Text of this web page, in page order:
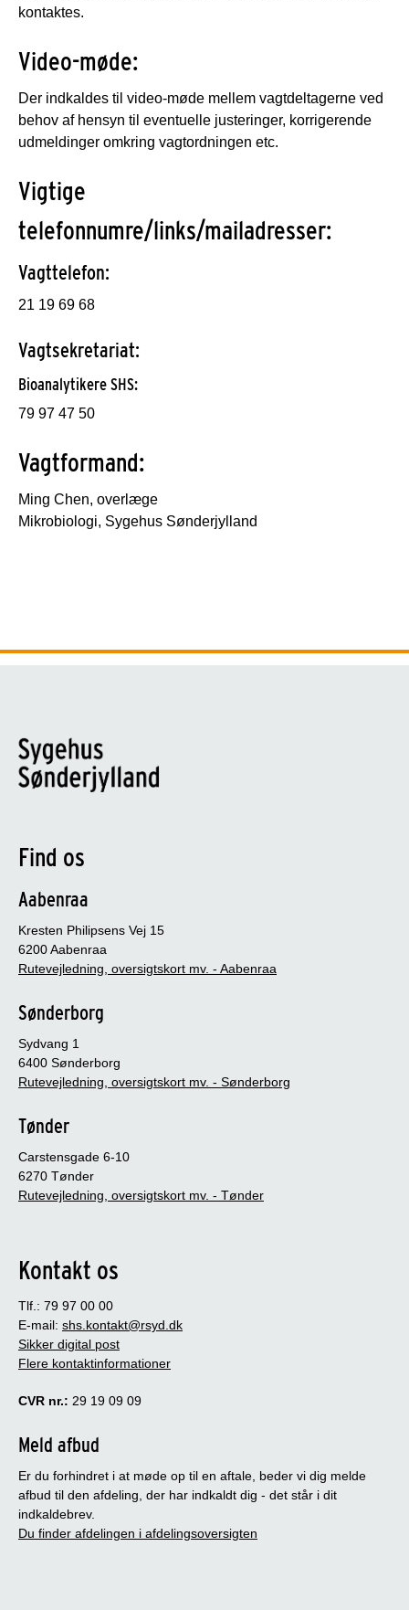
kontaktes.
Video-møde:
Der indkaldes til video-møde mellem vagtdeltagerne ved
behov af hensyn til eventuelle justeringer, korrigerende
udmeldinger omkring vagtordningen etc.
Vigtige
telefonnumre/links/mailadresser:
Vagttelefon:
21 19 69 68
Vagtsekretariat:
Bioanalytikere SHS:
79 97 47 50
Vagtformand:
Ming Chen, overlæge
Mikrobiologi, Sygehus Sønderjylland
Find os
Aabenraa
Kresten Philipsens Vej 15
6200 Aabenraa
Rutevejledning, oversigtskort mv. - Aabenraa
Sønderborg
Sydvang 1
6400 Sønderborg
Rutevejledning, oversigtskort mv. - Sønderborg
Tønder
Carstensgade 6-10
6270 Tønder
Rutevejledning, oversigtskort mv. - Tønder
Kontakt os
Tlf.: 79 97 00 00
E-mail: shs.kontakt@rsyd.dk
Sikker digital post
Flere kontaktinformationer
CVR nr.: 29 19 09 09
Meld afbud
Er du forhindret i at møde op til en aftale, beder vi dig melde
afbud til den afdeling, der har indkaldt dig - det står i dit
indkaldebrev.
Du finder afdelingen i afdelingsoversigten